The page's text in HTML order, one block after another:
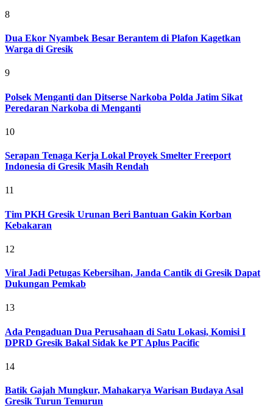
8
Dua Ekor Nyambek Besar Berantem di Plafon Kagetkan
Warga di Gresik
9
Polsek Menganti dan Ditserse Narkoba Polda Jatim Sikat
Peredaran Narkoba di Menganti
10
Serapan Tenaga Kerja Lokal Proyek Smelter Freeport
Indonesia di Gresik Masih Rendah
11
Tim PKH Gresik Urunan Beri Bantuan Gakin Korban
Kebakaran
12
Viral Jadi Petugas Kebersihan, Janda Cantik di Gresik Dapat
Dukungan Pemkab
13
Ada Pengaduan Dua Perusahaan di Satu Lokasi, Komisi I
DPRD Gresik Bakal Sidak ke PT Aplus Pacific
14
Batik Gajah Mungkur, Mahakarya Warisan Budaya Asal
Gresik Turun Temurun